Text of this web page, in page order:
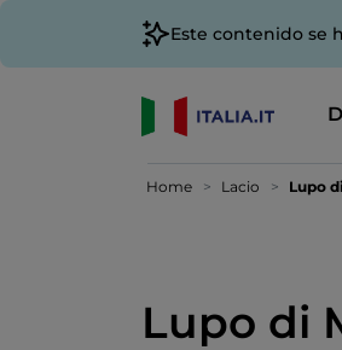
Este contenido se
Home Lacio Lupo
Lupo di